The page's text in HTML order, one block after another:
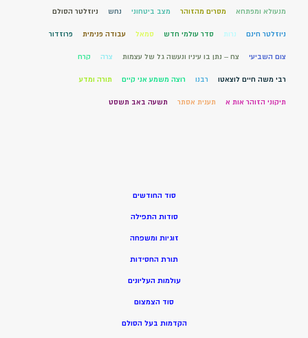
מנעולא ומפתחא מסרים מהזוהר מצב ביטחוני נחש ניוזלטר הסולם
ניוזלטר חינם נרות סדר עולמי חדש סמאל עבודה פנימית פרוזדור
צום השביעי צח – נתן בו עיניו ונעשה גל של עצמות צרה קרח
רבי משה חיים לוצאטו רבנו רוצה משמע אני קיים תורה ומדע
תיקוני הזוהר אות א תענית אסתר תשעה באב תשסט
סוד החודשים
סודות התפילה
זוגיות ומשפחה
תורת החסידות
עולמות העליונים
סוד הצמצום
הקדמות בעל הסולם